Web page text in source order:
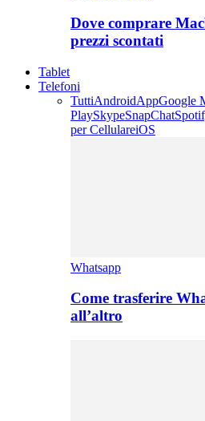
Dove comprare
prezzi scontati
Tablet
Telefoni
TuttiAndroidAppGoogle
PlaySkypeSnapChat
per CellulareiOS
Whatsapp
Come trasferire
all’altro